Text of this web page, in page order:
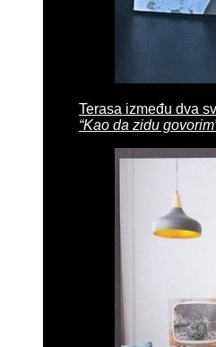
Terasa između dva
“Kao da zidu